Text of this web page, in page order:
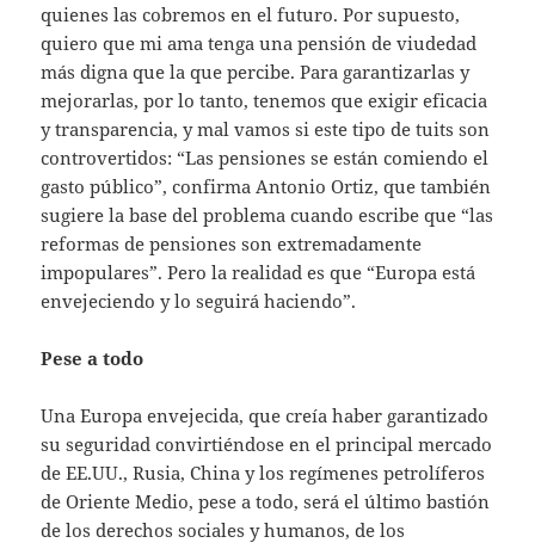
quienes las cobremos en el futuro. Por supuesto,
quiero que mi ama tenga una pensión de viudedad
más digna que la que percibe. Para garantizarlas y
mejorarlas, por lo tanto, tenemos que exigir eficacia
y transparencia, y mal vamos si este tipo de tuits son
controvertidos: “Las pensiones se están comiendo el
gasto público”, confirma Antonio Ortiz, que también
sugiere la base del problema cuando escribe que “las
reformas de pensiones son extremadamente
impopulares”. Pero la realidad es que “Europa está
envejeciendo y lo seguirá haciendo”.
Pese a todo
Una Europa envejecida, que creía haber garantizado
su seguridad convirtiéndose en el principal mercado
de EE.UU., Rusia, China y los regímenes petrolíferos
de Oriente Medio, pese a todo, será el último bastión
de los derechos sociales y humanos, de los